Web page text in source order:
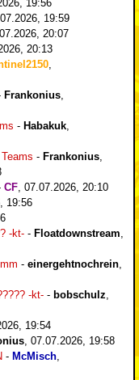
19:56
19:59
20:07
20:13
,
Frankonius,
- Habakuk,
- Frankonius,
CF, 07.07.2026, 20:10
19:56
-kt- - Floatdownstream,
- einergehtnochrein,
-kt- - bobschulz,
19:54
, 07.07.2026, 19:58
- McMisch,